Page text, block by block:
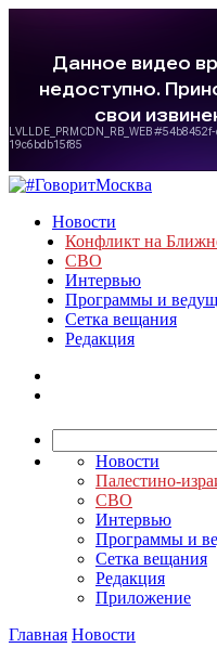
Новости
Конфликт на
СВО
Интервью
Программы и
Сетка вещания
Редакция
Новости
Палестино-
СВО
Интервью
Программы и
Сетка вещания
Редакция
Приложение
Главная Новости